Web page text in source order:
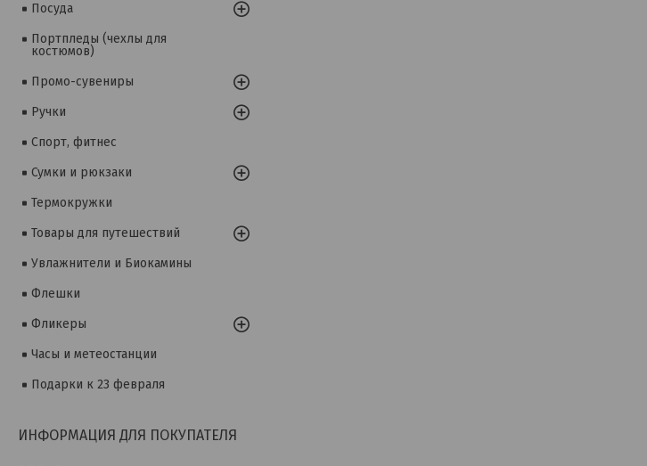
Посуда
Портпледы (чехлы для
костюмов)
Промо-сувениры
Ручки
Спорт, фитнес
Сумки и рюкзаки
Термокружки
Товары для путешествий
Увлажнители и Биокамины
Флешки
Фликеры
Часы и метеостанции
Подарки к 23 февраля
ИНФОРМАЦИЯ ДЛЯ ПОКУПАТЕЛЯ